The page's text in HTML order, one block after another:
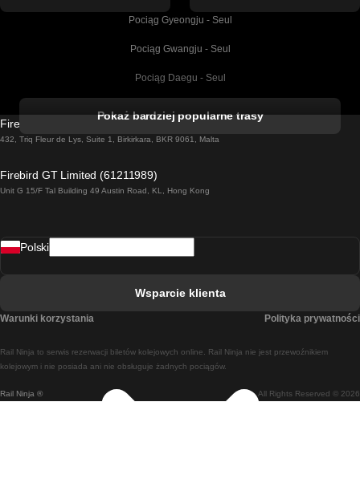
Pociąg Gyeongju - Seul
Pociąg Gwangju - Seul
Pociąg Daegu - Seul
Pociąg Dublin - Galway
Pociąg Rzym - Neapol
Pociąg Madryt - Lizbona
Pociąg Madryt - Barcelona
Pokaż bardziej popularne trasy
Firebird GT Limited (OC 1451)
432, Triq Fleur de Lys, Suite 1, Birkirkara, BKR 9061, Malta
Firebird GT Limited (61211989)
Unit G 15/F Tal Building 49 Austin Road, KL, Hong Kong
Rail Ninja ® All Rights Reserved © 2026
Rail Ninja to serwis rezerwacji biletów kolejowych online. Rail Ninja nie jest przewoźnikiem
kolejowym i nie posiada ani nie obsługuje żadnych pociągów.
Polski
Wsparcie klienta
Warunki korzystania Polityka prywatności